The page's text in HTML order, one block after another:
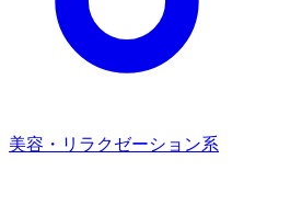
美容・リラクゼーション系